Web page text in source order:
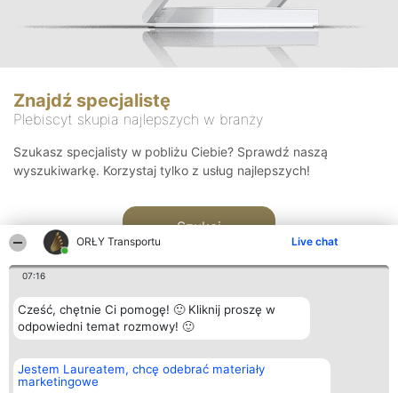
ORŁY Transportu Live chat
07:16
Cześć, chętnie Ci pomogę! 🙂 Kliknij proszę w
odpowiedni temat rozmowy! 🙂
Jestem Laureatem, chcę odebrać materiały
marketingowe
Znajdź specjalistę
Plebiscyt skupia najlepszych w branży
Szukasz specjalisty w pobliżu Ciebie? Sprawdź naszą
wyszukiwarkę. Korzystaj tylko z usług najlepszych!
Szukaj
Organizator plebiscytu
Bright Side Solutions sp. z o.
o. sp. k.
Plebiscyt
Laureaci
Kontakt
Kontakt